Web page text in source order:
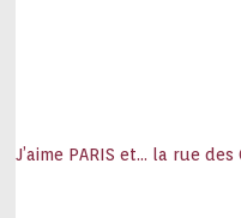
J’aime PARIS et… la rue